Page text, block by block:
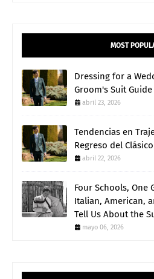
MOST
Dressing for a
Groom's Suit
abril 23, 2026
Tendencias en
Regreso del
abril 22, 2026
Four Schools, One
Italian, American,
Tell Us About the
mayo 06, 2026